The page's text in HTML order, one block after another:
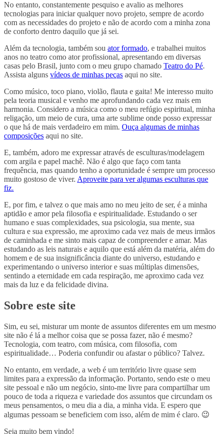
No entanto, constantemente pesquiso e avalio as melhores
tecnologias para iniciar qualquer novo projeto, sempre de acordo
com as necessidades do projeto e não de acordo com a minha zona
de conforto dentro daquilo que já sei.
Além da tecnologia, também sou ator formado, e trabalhei muitos
anos no teatro como ator profissional, apresentando em diversas
casas pelo Brasil, junto com o meu grupo chamado Teatro do Pé.
Assista alguns vídeos de minhas peças aqui no site.
Como músico, toco piano, violão, flauta e gaita! Me interesso muito
pela teoria musical e venho me aprofundando cada vez mais em
harmonia. Considero a música como o meu refúgio espiritual, minha
religação, um meio de cura, uma arte sublime onde posso expressar
o que há de mais verdadeiro em mim. Ouça algumas de minhas
composições aqui no site.
E, também, adoro me expressar através de esculturas/modelagem
com argila e papel machê. Não é algo que faço com tanta
frequência, mas quando tenho a oportunidade é sempre um processo
muito gostoso de viver. Aproveite para ver algumas esculturas que
fiz.
E, por fim, e talvez o que mais amo no meu jeito de ser, é a minha
aptidão e amor pela filosofia e espiritualidade. Estudando o ser
humano e suas complexidades, sua psicologia, sua mente, sua
cultura e sua expressão, me aproximo cada vez mais de meus irmãos
de caminhada e me sinto mais capaz de compreender e amar. Mas
estudando as leis naturais e aquilo que está além da matéria, além do
homem e de sua insignificância diante do universo, estudando e
experimentando o universo interior e suas múltiplas dimensões,
sentindo a eternidade em cada respiração, me aproximo cada vez
mais da luz e da felicidade divina.
Sobre este site
Sim, eu sei, misturar um monte de assuntos diferentes em um mesmo
site não é lá a melhor coisa que se possa fazer, não é mesmo?
Tecnologia, com teatro, com música, com filosofia, com
espiritualidade… Poderia confundir ou afastar o público? Talvez.
No entanto, em verdade, a web é um território livre quase sem
limites para a expressão da informação. Portanto, sendo este o meu
site pessoal e não um negócio, sinto-me livre para compartilhar um
pouco de toda a riqueza e variedade dos assuntos que circundam os
meus pensamentos, o meu dia a dia, a minha vida. E espero que
algumas pessoam se beneficiem com isso, além de mim é claro. 😉
Seja muito bem vindo!